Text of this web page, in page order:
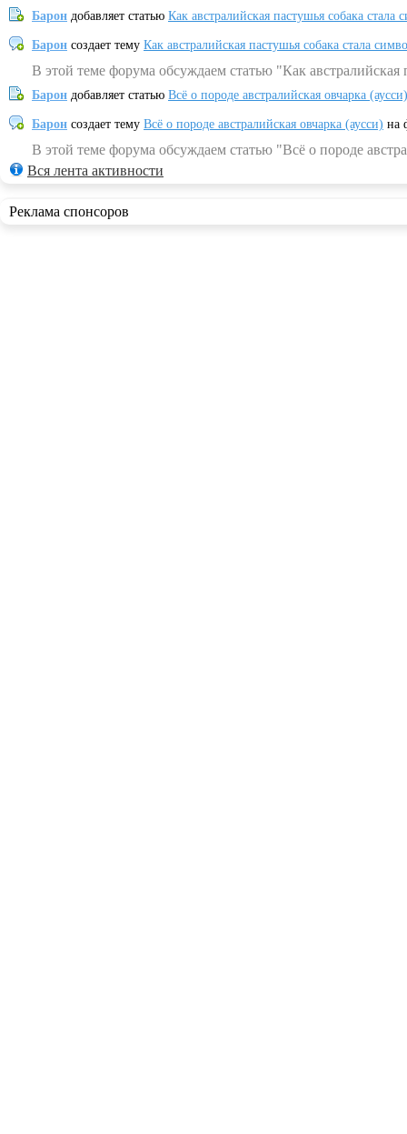
Барон добавляет статью Как австралийская пастушья собака
Барон создает тему Как австралийская пастушья собака стала
В этой теме форума обсуждаем статью "Как
Барон добавляет статью Всё о породе австралийская овчарка (аусси)
Барон создает тему Всё о породе австралийская овчарка (аусси) на
В этой теме форума обсуждаем статью "Всё о породе
Вся лента активности
Реклама спонсоров